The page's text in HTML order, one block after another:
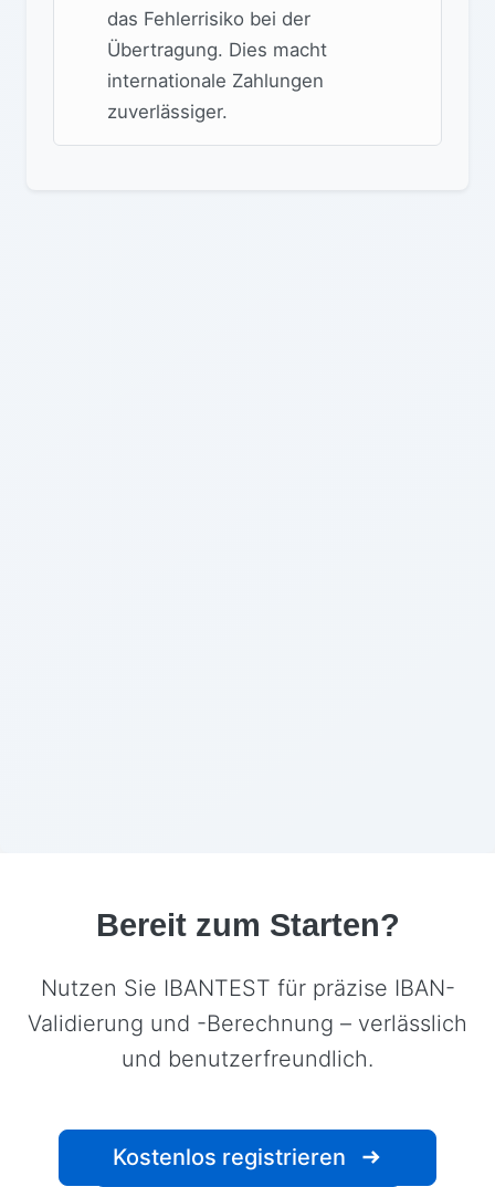
das Fehlerrisiko bei der
Übertragung. Dies macht
internationale Zahlungen
zuverlässiger.
Bereit zum Starten?
Nutzen Sie IBANTEST für präzise IBAN-
Validierung und -Berechnung – verlässlich
und benutzerfreundlich.
Kostenlos registrieren